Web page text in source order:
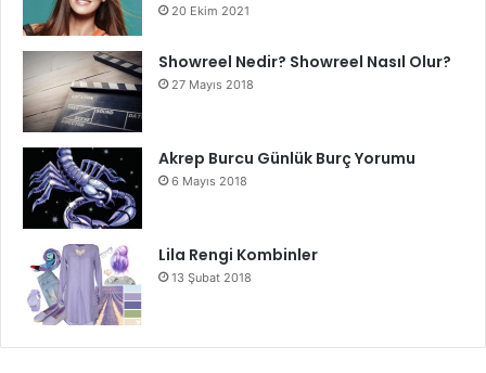
20 Ekim 2021
Showreel Nedir? Showreel Nasıl Olur?
27 Mayıs 2018
Akrep Burcu Günlük Burç Yorumu
6 Mayıs 2018
Lila Rengi Kombinler
13 Şubat 2018